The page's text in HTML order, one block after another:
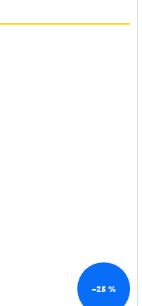
–25 %